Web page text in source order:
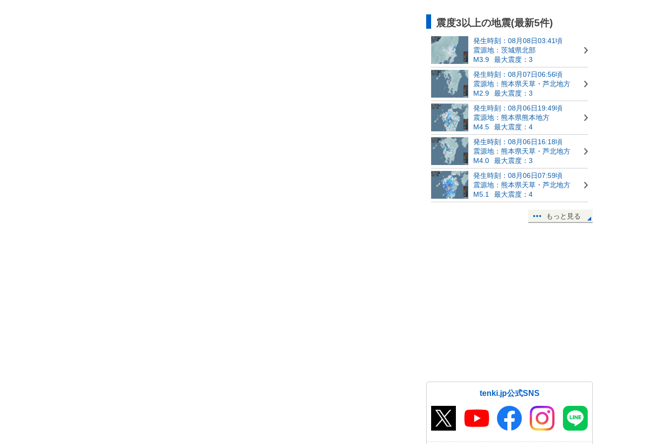
震度3以上の地震(最新5件)
発生時刻：08月08日03:41頃
震源地：茨城県北部
M3.9
最大震度：3
発生時刻：08月07日06:56頃
震源地：熊本県天草・芦北地方
M2.9
最大震度：3
発生時刻：08月06日19:49頃
震源地：熊本県熊本地方
M4.5
最大震度：4
発生時刻：08月06日16:18頃
震源地：熊本県天草・芦北地方
M4.0
最大震度：3
発生時刻：08月06日07:59頃
震源地：熊本県天草・芦北地方
M5.1
最大震度：4
もっと見る
tenki.jp公式SNS